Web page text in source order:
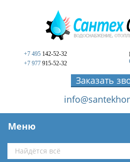
+7 495 142-52-32
+7 977 915-52-32
Заказать
Меню